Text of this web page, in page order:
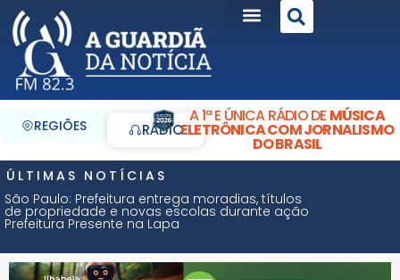
REGIÕES RÁDIO
A 1ª E ÚNICA RÁDIO DE MÚSICA
ELETRÔNICA COM JORNALISMO
DO BRASIL
ÚLTIMAS NOTÍCIAS
São Paulo: Prefeitura entrega moradias, títulos
de propriedade e novas escolas durante ação
Prefeitura Presente na Lapa